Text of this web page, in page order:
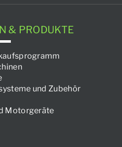
& PRODUKTE
und Zubehör
Motorgeräte